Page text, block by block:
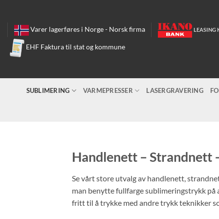
content Varer lagerføres i Norge - Norsk firma LEASING
EHF Faktura til stat og kommune
SUBLIMERING VARMEPRESSER LASERGRAVERING
Handlenett – Strandnett
Se vårt store utvalg av handlenett,
man benytte fullfarge sublimeringstrykk
fritt til å trykke med andre trykk teknikker